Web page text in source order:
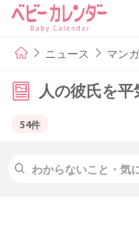
ニュース マンガ
人の彼氏を
54件